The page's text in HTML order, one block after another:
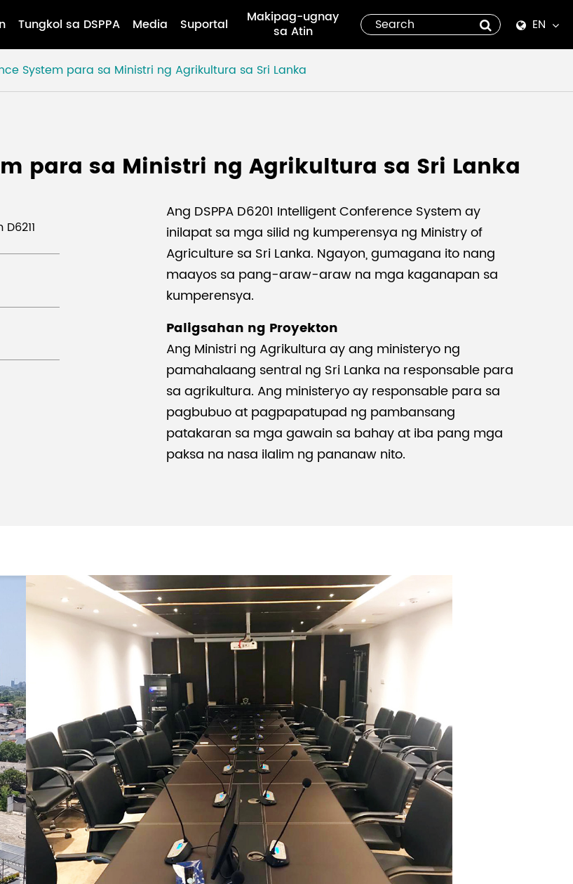
Tungkol sa DSPPA Media Suportal
Makipag-ugnay
sa Atin
EN
Español
русский
tiếng việt
Pilipino
Malay
বাঙালি
System para sa Ministri ng Agrikultura sa Sri Lanka
para sa Ministri ng Agrikultura sa Sri Lanka
Ang DSPPA D6201 Intelligent Conference System ay
inilapat sa mga silid ng kumperensya ng Ministry of
Agriculture sa Sri Lanka. Ngayon, gumagana ito nang
maayos sa pang-araw-araw na mga kaganapan sa
kumperensya.
Paligsahan ng Proyekton
Ang Ministri ng Agrikultura ay ang ministeryo ng
pamahalaang sentral ng Sri Lanka na responsable para
sa agrikultura. Ang ministeryo ay responsable para sa
pagbubuo at pagpapatupad ng pambansang
patakaran sa mga gawain sa bahay at iba pang mga
paksa na nasa ilalim ng pananaw nito.